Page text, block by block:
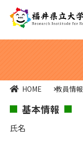
HOME 教員情報
基本情報
氏名